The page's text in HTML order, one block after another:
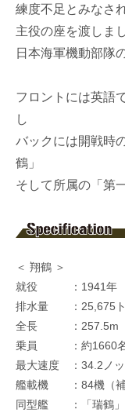
練度不足とみなさ
主役の座を渡しま
日本海軍機動部隊
フロントには英語
し
バックには開戦時
鶴」
そして所属の「第
＜ 翔鶴 ＞
就役 ：1941年
排水量 ：25,675
全長 ：257.5m
乗員 ：約1660
最大速度 ：34.2ノッ
艦載機 ：84機（補
同型艦 ：「瑞鶴」